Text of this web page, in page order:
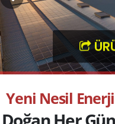
Yeni Nesil Enerji